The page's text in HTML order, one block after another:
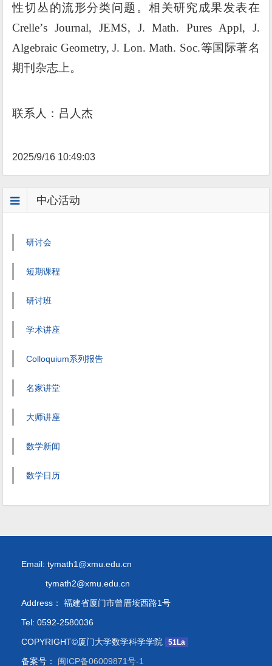
性切丛的流形分类问题。相关研究成果发表在
Crelle’s Journal, JEMS, J. Math. Pures Appl, J.
Algebraic Geometry, J. Lon. Math. Soc.等国际著名
期刊杂志上。
联系人： 吕人杰
2025/9/16 10:49:03
中心活动
研讨会
短期课程
研讨班
学术讲座
Colloquium系列报告
名家讲堂
大师讲座
数学新闻
数学日历
Email: tymath1@xmu.edu.cn
tymath2@xmu.edu.cn
Address： 福建省厦门市曾厝垵西路1号
Tel: 0592-2580036
COPYRIGHT©厦门大学数学科学学院
51La
备案号： 闽ICP备06009871号-1